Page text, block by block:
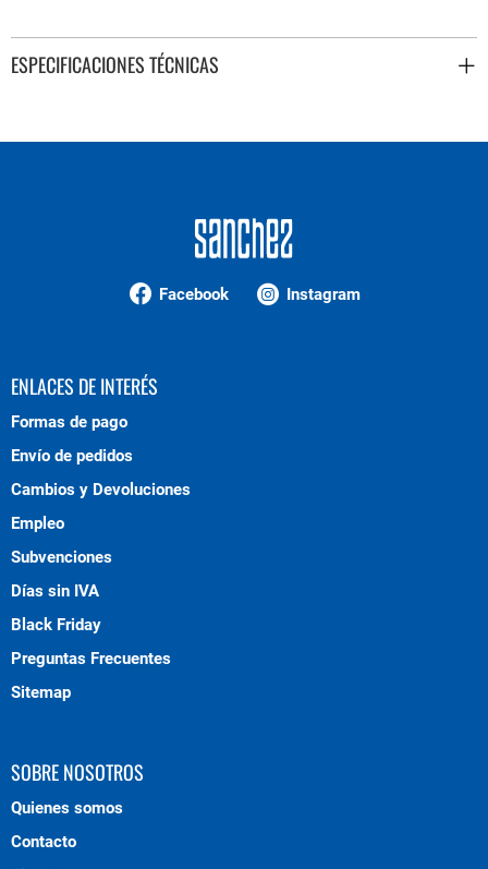
ESPECIFICACIONES TÉCNICAS
Facebook Instagram
ENLACES DE INTERÉS
Formas de pago
Envío de pedidos
Cambios y Devoluciones
Empleo
Subvenciones
Días sin IVA
Black Friday
Preguntas Frecuentes
Sitemap
SOBRE NOSOTROS
Quienes somos
Contacto